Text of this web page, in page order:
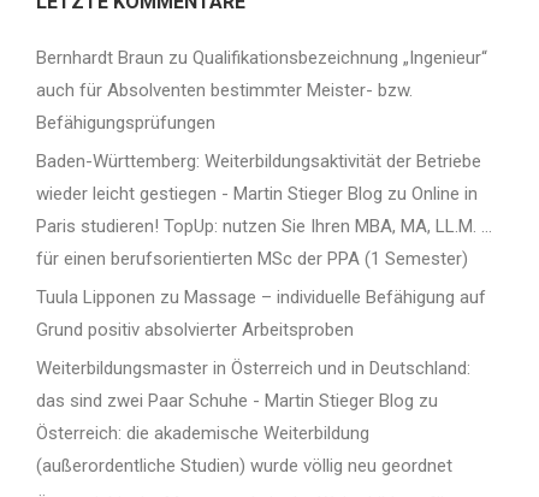
Bernhardt Braun zu Qualifikationsbezeichnung „Ingenieur“
auch für Absolventen bestimmter Meister- bzw.
Befähigungsprüfungen
Baden-Württemberg: Weiterbildungsaktivität der Betriebe
wieder leicht gestiegen - Martin Stieger Blog zu Online in
Paris studieren! TopUp: nutzen Sie Ihren MBA, MA, LL.M. …
für einen berufsorientierten MSc der PPA (1 Semester)
Tuula Lipponen zu Massage – individuelle Befähigung auf
Grund positiv absolvierter Arbeitsproben
Weiterbildungsmaster in Österreich und in Deutschland:
das sind zwei Paar Schuhe - Martin Stieger Blog zu
Österreich: die akademische Weiterbildung
(außerordentliche Studien) wurde völlig neu geordnet